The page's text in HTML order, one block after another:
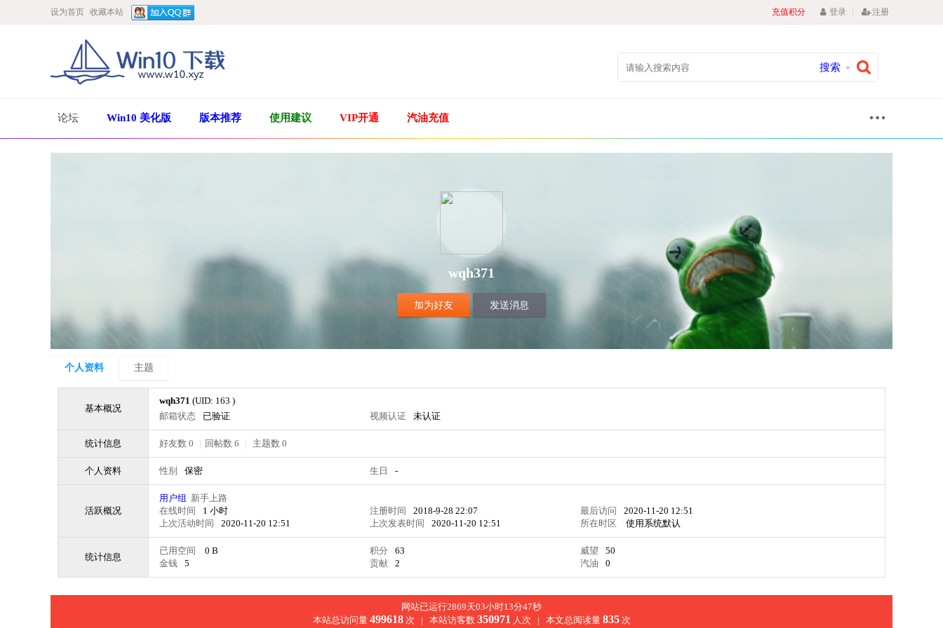
设为首页 收藏本站 充值积分 登录 | 注册
搜索
论坛 Win10 美化版 版本推荐 使用建议 VIP开通 汽油充值
wqh371
加为好友 发送消息
个人资料 主题
基本概况
wqh371 (UID: 163 )
邮箱状态
已验证 视频认证 未认证
统计信息 好友数 0 | 回帖数 6 | 主题数 0
个人资料 性别 保密 生日 -
活跃概况
用户组 新手上路
在线时间
1 小时 注册时间 2018-9-28 22:07 最后访问
2020-11-20 12:51
上次活动时间
2020-11-20 12:51 上次发表时间 2020-11-20 12:51 所在时区 使用系统默认
统计信息
已用空间 0 B 积分 63 威望
50
金钱
5 贡献 2 汽油 0
网站已运行2869天03小时13分47秒
本站总访问量 499618次 | 本站访客数 350971 人次 | 本文总阅读量 835次